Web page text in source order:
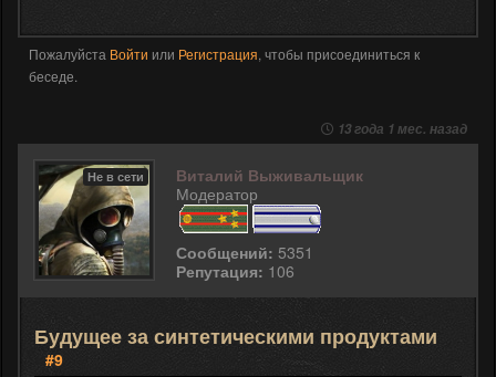
Пожалуйста Войти или Регистрация, чтобы присоединиться к
беседе.
13 года 1 мес. назад
Не в сети
Виталий Выживальщик
Модератор
Сообщений: 5351
Репутация: 106
Будущее за синтетическими продуктами
#9